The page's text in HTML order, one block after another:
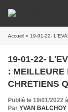
Accueil » 19-01-22- L'EVANGILE DU
19-01-22-
: MEILLEURE
CHRETIENS
NOUVEAU
Publié le 19/01/2022
Par YVAN BALCHOY